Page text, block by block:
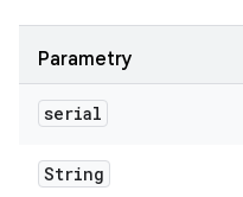
Parametry
serial
String